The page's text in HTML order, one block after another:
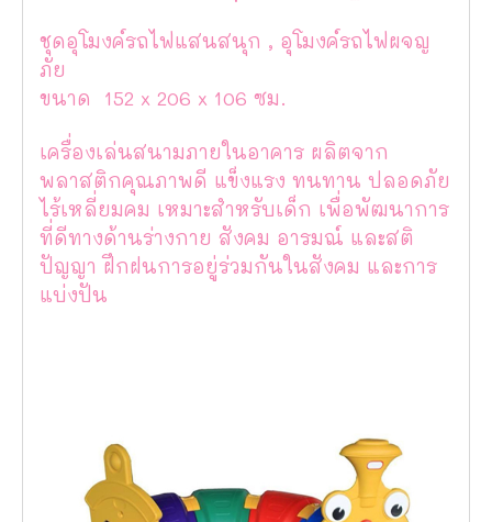
ชุดอุโมงค์รถไฟแสนสนุก , อุโมงค์รถไฟผจญ
ภัย
ขนาด 152 x 206 x 106 ซม.
เครื่องเล่นสนามภายในอาคาร ผลิตจาก
พลาสติกคุณภาพดี แข็งแรง ทนทาน ปลอดภัย
ไร้เหลี่ยมคม เหมาะสำหรับเด็ก เพื่อพัฒนาการ
ที่ดีทางด้านร่างกาย สังคม อารมณ์ และสติ
ปัญญา ฝึกฝนการอยู่ร่วมกันในสังคม และการ
แบ่งปัน